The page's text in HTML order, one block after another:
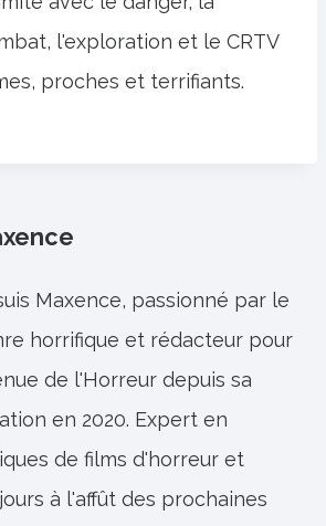
l'exploration et le CRTV
proches et terrifiants.
Maxence, passionné par le
horrifique et rédacteur pour
de l'Horreur depuis sa
en 2020. Expert en
de films d'horreur et
à l'affût des prochaines